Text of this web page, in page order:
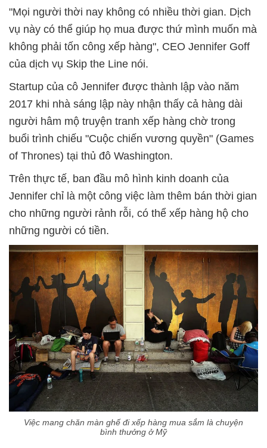
"Mọi người thời nay không có nhiều thời gian. Dịch
vụ này có thể giúp họ mua được thứ mình muốn mà
không phải tốn công xếp hàng", CEO Jennifer Goff
của dịch vụ Skip the Line nói.
Startup của cô Jennifer được thành lập vào năm
2017 khi nhà sáng lập này nhận thấy cả hàng dài
người hâm mộ truyện tranh xếp hàng chờ trong
buổi trình chiếu "Cuộc chiến vương quyền" (Games
of Thrones) tại thủ đô Washington.
Trên thực tế, ban đầu mô hình kinh doanh của
Jennifer chỉ là một công việc làm thêm bán thời gian
cho những người rảnh rỗi, có thể xếp hàng hộ cho
những người có tiền.
Việc mang chăn màn ghế đi xếp hàng mua sắm là chuyện
bình thưởng ở Mỹ